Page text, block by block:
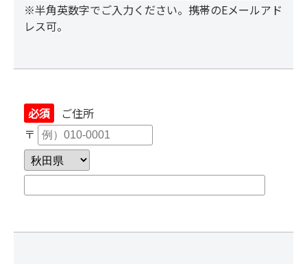
※半角英数字でご入力ください。携帯のEメールアド
レス可。
必須
ご住所
〒